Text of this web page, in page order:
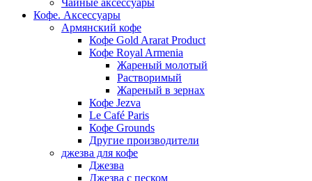
Чайные аксессуары
Кофе. Аксессуары
Армянский кофе
Кофе Gold Ararat Product
Кофе Royal Armenia
Жареный молотый
Растворимый
Жареный в зернах
Кофе Jezva
Le Café Paris
Кофе Grounds
Другие производители
джезва для кофе
Джезва
Джезва с песком